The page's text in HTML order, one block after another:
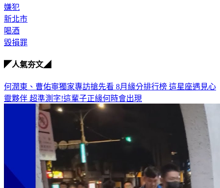
嫌犯
新北市
喝酒
毀損罪
◤人氣夯文◢
何潤東、曹佑寧獨家專訪搶先看 8月緣分排行榜 這星座遇見心
靈夥伴 超準測字!這輩子正緣何時會出現